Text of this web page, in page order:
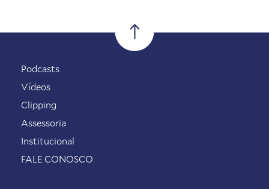
Podcasts
Vídeos
Clipping
Assessoria
Institucional
FALE CONOSCO